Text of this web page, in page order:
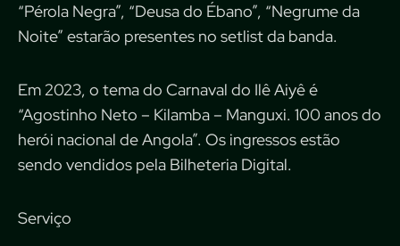
“Pérola Negra”, “Deusa do Ébano”, “Negrume da
Noite” estarão presentes no setlist da banda.
Em 2023, o tema do Carnaval do Ilê Aiyê é
“Agostinho Neto – Kilamba – Manguxi. 100 anos do
herói nacional de Angola”. Os ingressos estão
sendo vendidos pela Bilheteria Digital.
Serviço